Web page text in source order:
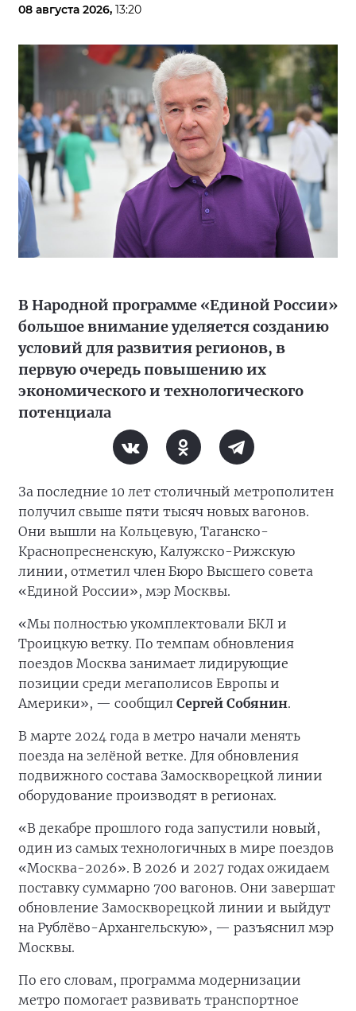
08 августа 2026, 13:20
В Народной программе «Единой России»
большое внимание уделяется созданию
условий для развития регионов, в
первую очередь повышению их
экономического и технологического
потенциала
За последние 10 лет столичный метрополитен
получил свыше пяти тысяч новых вагонов.
Они вышли на Кольцевую, Таганско-
Краснопресненскую, Калужско-Рижскую
линии, отметил член Бюро Высшего совета
«Единой России», мэр Москвы.
«Мы полностью укомплектовали БКЛ и
Троицкую ветку. По темпам обновления
поездов Москва занимает лидирующие
позиции среди мегаполисов Европы и
Америки», — сообщил Сергей Собянин.
В марте 2024 года в метро начали менять
поезда на зелёной ветке. Для обновления
подвижного состава Замоскворецкой линии
оборудование производят в регионах.
«В декабре прошлого года запустили новый,
один из самых технологичных в мире поездов
«Москва-2026». В 2026 и 2027 годах ожидаем
поставку суммарно 700 вагонов. Они завершат
обновление Замоскворецкой линии и выйдут
на Рублёво-Архангельскую», — разъяснил мэр
Москвы.
По его словам, программа модернизации
метро помогает развивать транспортное